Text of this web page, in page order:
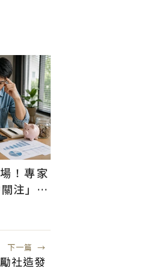
！專家
注」：
下一篇 →
社造發